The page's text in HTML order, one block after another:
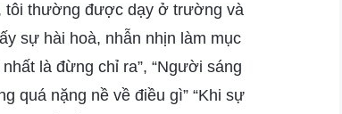
tôi thường được dạy ở trường và
sự hài hoà, nhẫn nhịn làm mục
là đừng chỉ ra”, “Người sáng
quá nặng nề về điều gì” “Khi sự